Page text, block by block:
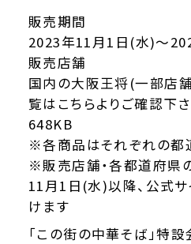
販売期間
2023年11月1日(水)～
販売店舗
国内の大阪王将(一部店
覧はこちらよりご確認下
648KB
※各商品はそれぞれの都
※販売店舗・各都道府県
11月1日(水)以降、公式
けます
「この街の中華そば」特